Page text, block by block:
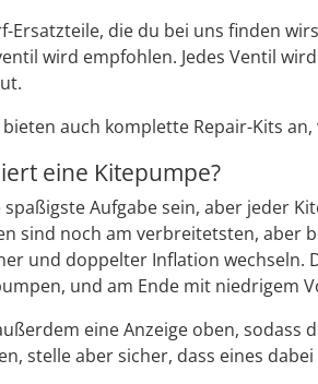
Ersatzteile, die du bei uns finden
wird empfohlen. Jedes Ventil
auch komplette Repair-Kits
eine Kitepumpe?
spaßigste Aufgabe sein, aber jeder
sind noch am verbreitetsten, aber
und doppelter Inflation
und am Ende mit niedrigem
eine Anzeige oben,
stelle aber sicher, dass eines